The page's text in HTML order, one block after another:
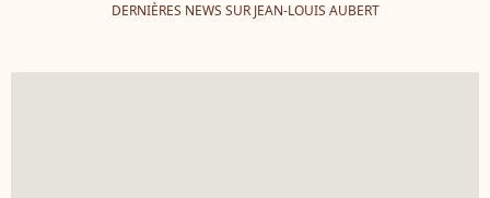
DERNIÈRES NEWS SUR JEAN-LOUIS AUBERT